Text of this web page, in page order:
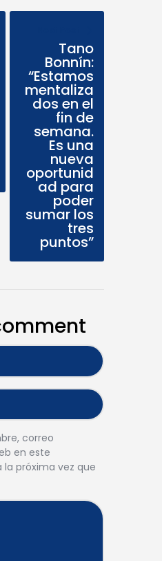
Tano
Bonnín:
“Estamos
mentaliza
dos en el
fin de
semana.
Es una
nueva
oportunid
ad para
poder
sumar los
tres
puntos”
correo
en este
próxima vez que